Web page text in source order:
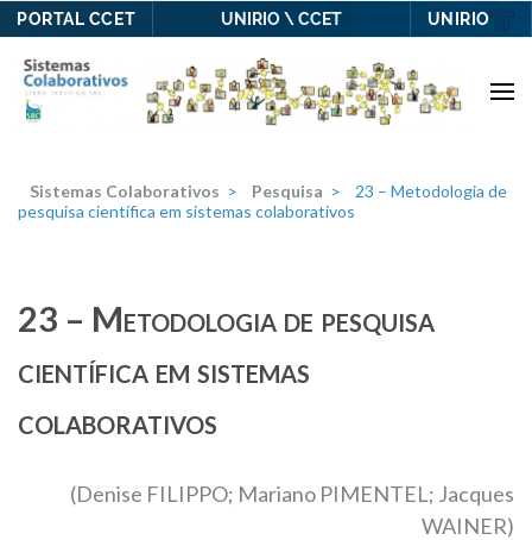
PORTAL CCET UNIRIO \ CCET UNIRIO
Skip
content
Enter)Sistemas Colaborativos > Pesquisa >
23 – Metodologia de
pesquisa científica em sistemas colaborativos
23 – Metodologia de pesquisa
científica em sistemas
colaborativos
(Denise FILIPPO; Mariano PIMENTEL; Jacques
WAINER)